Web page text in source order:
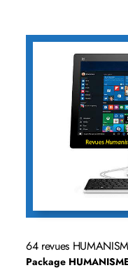
64 revues
Package